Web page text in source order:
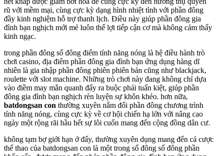
rũ với mềm mại, cùng cực kỳ dạng hình nhiệt tình với phần đông
đầy kinh nghiệm hỗ trợ thanh lịch. Điều này giúp phần đông gia
đình bạn nghịch mới mẻ luôn thể lợi tiếp cận cơ mà không cảm thấy
kinh ngạc.
trong phần đông số đông điểm tính năng nóng là hệ điều hành trò
chơi casino, địa điểm phần đông gia đình bạn ứng dụng hàng dĩ
nhiên là gia nhập phần đông phiên phiên bản cũng như blackjack,
roulette với slot machine. Những trò chơi này đang không chỉ dựa
vào điềm may mắn quanh đấy ra buộc phải tuấn kiệt, giúp phần
đông gia đình bạn nghịch rèn luyện sự khôn khéo. hơn nữa,
batdongsan con thường xuyên nắm đổi phần đông chương trình
tính năng nóng, cùng cực kỳ về cơ hội chiến hạ lớn với nâng cao
ngày một rộng rãi hầu hết sự lôi cuốn mang đến cộng đồng dân cư.
không tạm bợ giới hạn ở đấy, thường xuyên dụng mang đến cá cược
thể thao của batdongsan con là một trong số đông số đông phần